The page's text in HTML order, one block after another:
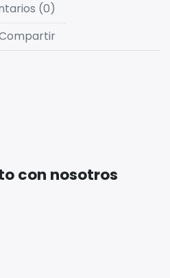
(0)
con nosotros